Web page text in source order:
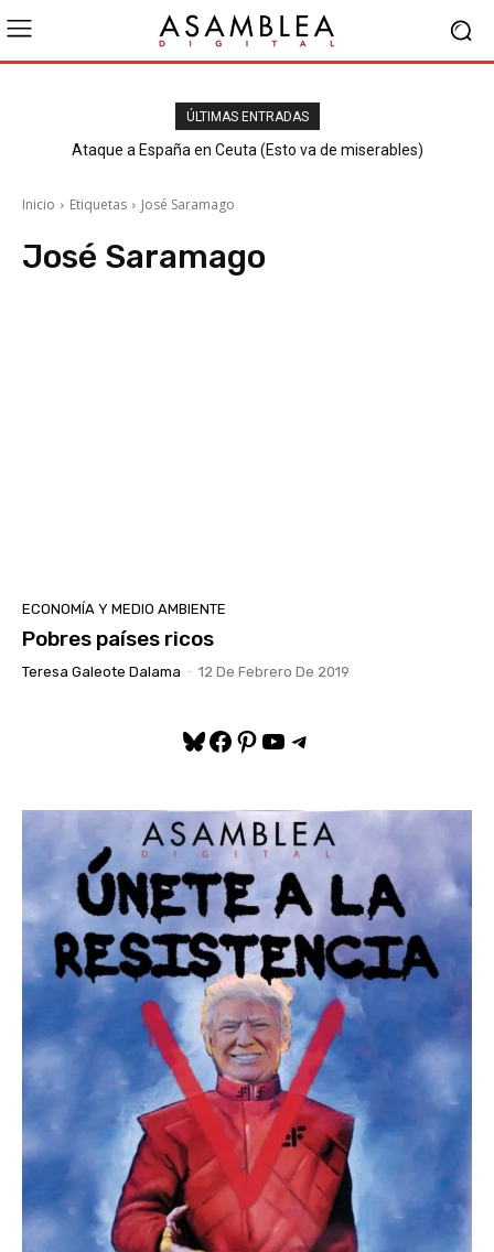
ÚLTIMAS ENTRADAS
Ataque a España en Ceuta (Esto va de miserables)
Inicio Etiquetas José Saramago
José Saramago
ECONOMÍA Y MEDIO AMBIENTE
Pobres países ricos
Teresa Galeote Dalama - 12 De Febrero De 2019
Bluesky
Facebook
Pinterest
YouTube
Telegram